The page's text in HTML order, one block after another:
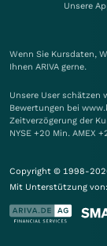
Unsere
Wenn Sie Kursdaten,
Ihnen ARIVA gerne.
Unsere User
Bewertungen bei
Zeitverzögerung der
NYSE +20 Min. AMEX
Copyright © 1998-
Mit Unterstützung von: